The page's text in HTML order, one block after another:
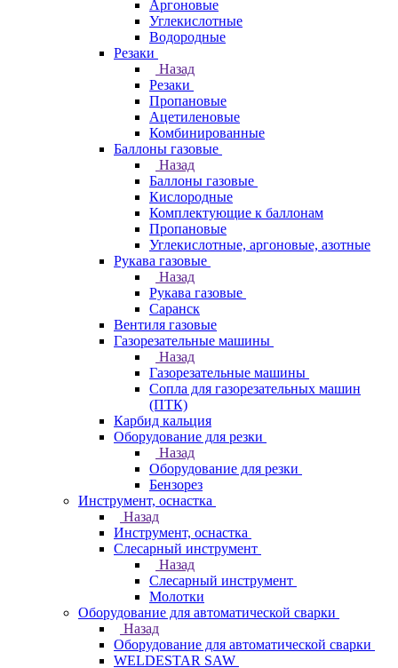
Аргоновые
Углекислотные
Водородные
Резаки
Назад
Резаки
Пропановые
Ацетиленовые
Комбинированные
Баллоны газовые
Назад
Баллоны газовые
Кислородные
Комплектующие к баллонам
Пропановые
Углекислотные, аргоновые, азотные
Рукава газовые
Назад
Рукава газовые
Саранск
Вентиля газовые
Газорезательные машины
Назад
Газорезательные машины
Сопла для газорезательных машин
(ПТК)
Карбид кальция
Оборудование для резки
Назад
Оборудование для резки
Бензорез
Инструмент, оснастка
Назад
Инструмент, оснастка
Слесарный инструмент
Назад
Слесарный инструмент
Молотки
Оборудование для автоматической сварки
Назад
Оборудование для автоматической сварки
WELDESTAR SAW